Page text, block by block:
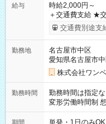
給与
時給2,000円～
＋交通費支給 ★交通費一部支給！ ┗1日500円を超えた分は全額
支給！ ※往復500円
OK！（規定あ
期間なし
交通費別途支
勤務地
名古屋市中区
愛知県名古屋市
株式会社ワン
勤務時間
勤務時間は指定な
変形労働時間制 想定労働
10/26 全日共通
～9/19のみ下記シ
期間 単発・1日のみOK